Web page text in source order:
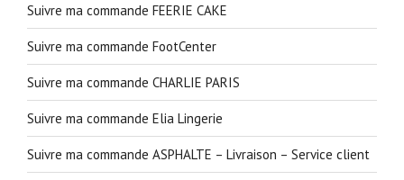
Suivre ma commande FEERIE CAKE
Suivre ma commande FootCenter
Suivre ma commande CHARLIE PARIS
Suivre ma commande Elia Lingerie
Suivre ma commande ASPHALTE – Livraison – Service client